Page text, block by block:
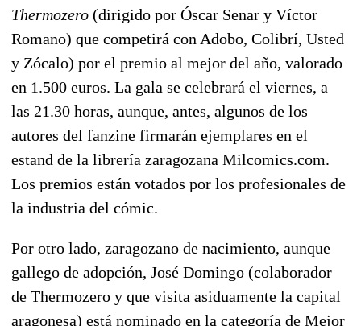
Thermozero (dirigido por Óscar Senar y Víctor
Romano) que competirá con Adobo, Colibrí, Usted
y Zócalo) por el premio al mejor del año, valorado
en 1.500 euros. La gala se celebrará el viernes, a
las 21.30 horas, aunque, antes, algunos de los
autores del fanzine firmarán ejemplares en el
estand de la librería zaragozana Milcomics.com.
Los premios están votados por los profesionales de
la industria del cómic.
Por otro lado, zaragozano de nacimiento, aunque
gallego de adopción, José Domingo (colaborador
de Thermozero y que visita asiduamente la capital
aragonesa) está nominado en la categoría de Mejor